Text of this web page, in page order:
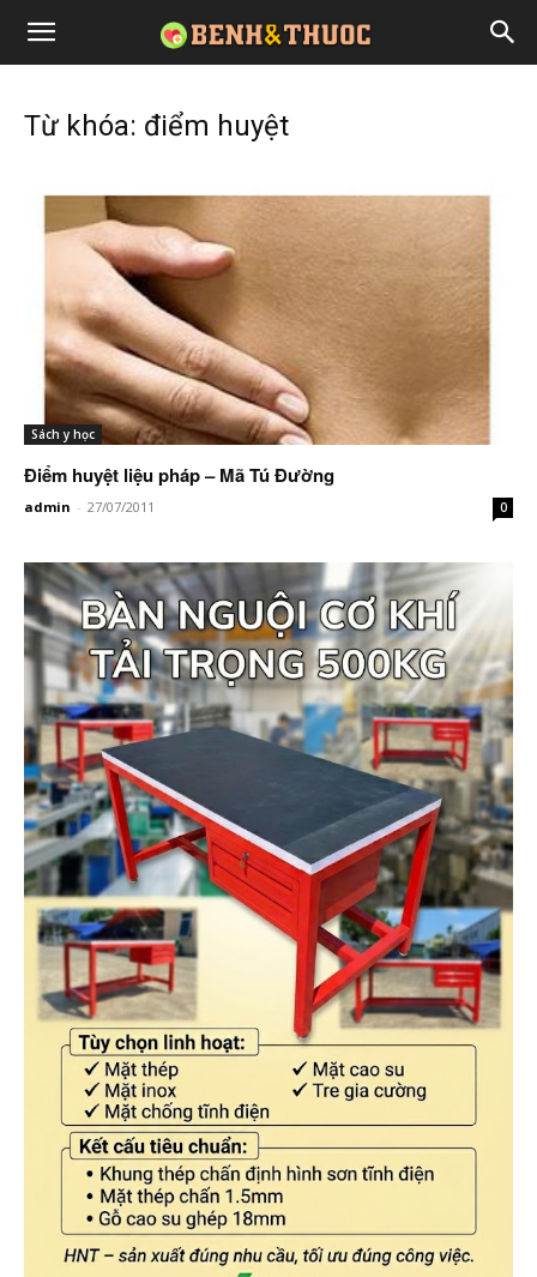
Từ khóa: điểm huyệt
Sách y học
Điểm huyệt liệu pháp – Mã Tú Đường
admin - 27/07/2011 0